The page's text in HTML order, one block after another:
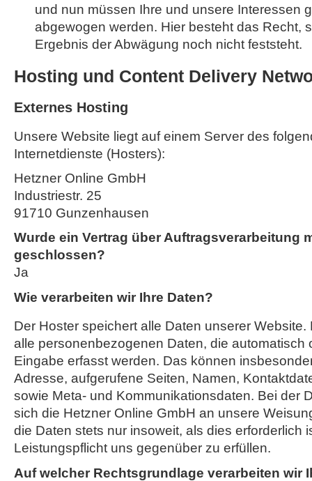
und nun müssen Ihre und unsere Interessen
abgewogen werden. Hier besteht das Recht,
Ergebnis der Abwägung noch nicht feststeht.
Hosting und Content Delivery
Externes Hosting
Unsere Website liegt auf einem Server des
Internetdienste (Hosters):
Hetzner Online GmbH
Industriestr. 25
91710 Gunzenhausen
Wurde ein Vertrag über Auftragsverarbeitung
geschlossen?
Ja
Wie verarbeiten wir Ihre Daten?
Der Hoster speichert alle Daten unserer
alle personenbezogenen Daten, die automatisch
Eingabe erfasst werden. Das können
Adresse, aufgerufene Seiten, Namen,
sowie Meta- und Kommunikationsdaten. Bei der
sich die Hetzner Online GmbH an unsere
die Daten stets nur insoweit, als dies erforderlich
Leistungspflicht uns gegenüber zu erfüllen.
Auf welcher Rechtsgrundlage verarbeiten wir